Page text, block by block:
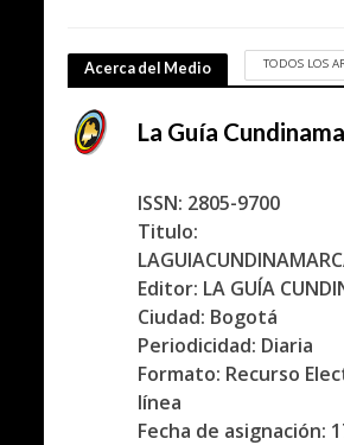
Acerca del Medio TODOS LOS
La Guía
ISSN: 2805-9700
Titulo:
Editor: LA GUÍA
Ciudad: Bogotá
Periodicidad: Diaria
Formato: Recurso
línea
Fecha de asignación: